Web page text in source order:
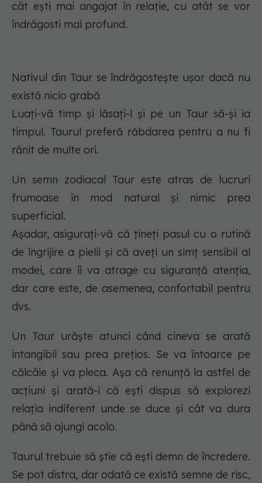
cât ești mai angajat în relație, cu atât se vor
îndrăgosti mai profund.
Nativul din Taur se îndrăgostește ușor dacă nu
există nicio grabă
Luați-vă timp și lăsați-l și pe un Taur să-și ia
timpul. Taurul preferă răbdarea pentru a nu fi
rănit de multe ori.
Un semn zodiacal Taur este atras de lucruri
frumoase în mod natural și nimic prea
superficial.
Așadar, asigurați-vă că țineți pasul cu o rutină
de îngrijire a pielii și că aveți un simț sensibil al
modei, care îi va atrage cu siguranță atenția,
dar care este, de asemenea, confortabil pentru
dvs.
Un Taur urăște atunci când cineva se arată
intangibil sau prea prețios. Se va întoarce pe
călcâie și va pleca. Așa că renunță la astfel de
acțiuni și arată-i că ești dispus să explorezi
relația indiferent unde se duce și cât va dura
până să ajungi acolo.
Taurul trebuie să știe că ești demn de încredere.
Se pot distra, dar odată ce există semne de risc,